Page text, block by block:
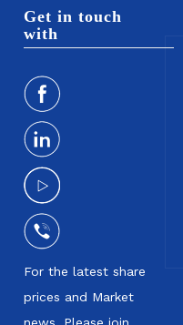
Get in touch
with
For the latest share
prices and Market